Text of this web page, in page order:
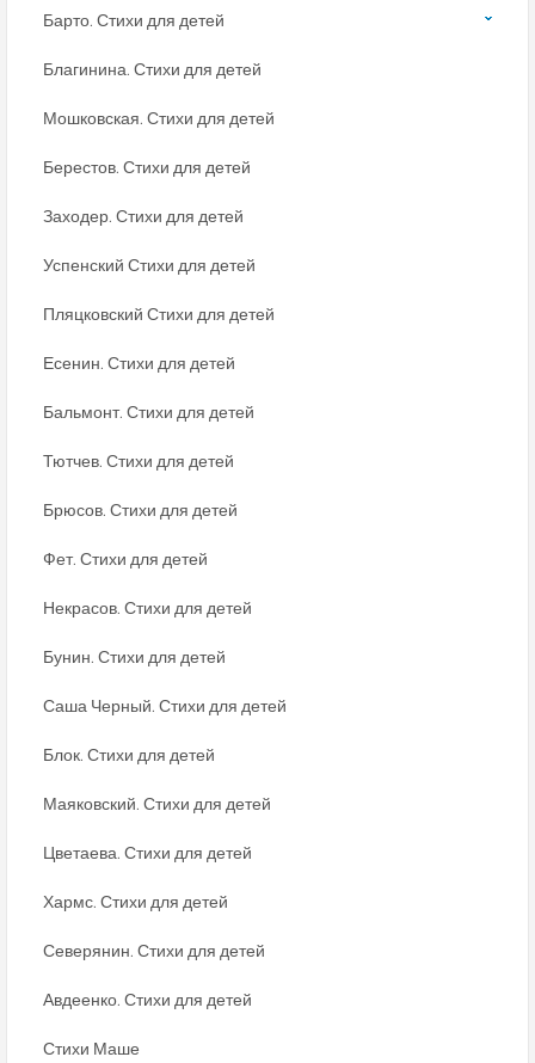
Барто. Стихи для детей
Благинина. Стихи для детей
Мошковская. Стихи для детей
Берестов. Стихи для детей
Заходер. Стихи для детей
Успенский Стихи для детей
Пляцковский Стихи для детей
Есенин. Стихи для детей
Бальмонт. Стихи для детей
Тютчев. Стихи для детей
Брюсов. Стихи для детей
Фет. Стихи для детей
Некрасов. Стихи для детей
Бунин. Стихи для детей
Саша Черный. Стихи для детей
Блок. Стихи для детей
Маяковский. Стихи для детей
Цветаева. Стихи для детей
Хармс. Стихи для детей
Северянин. Стихи для детей
Авдеенко. Стихи для детей
Стихи Маше